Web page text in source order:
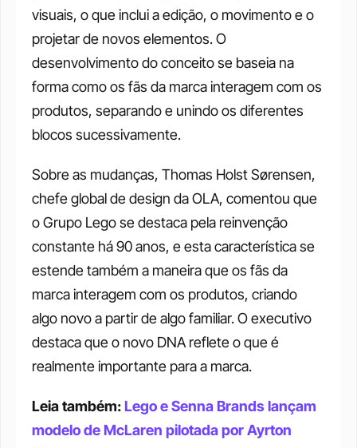
visuais, o que inclui a edição, o movimento e o
projetar de novos elementos. O
desenvolvimento do conceito se baseia na
forma como os fãs da marca interagem com os
produtos, separando e unindo os diferentes
blocos sucessivamente.
Sobre as mudanças, Thomas Holst Sørensen,
chefe global de design da OLA, comentou que
o Grupo Lego se destaca pela reinvenção
constante há 90 anos, e esta característica se
estende também a maneira que os fãs da
marca interagem com os produtos, criando
algo novo a partir de algo familiar. O executivo
destaca que o novo DNA reflete o que é
realmente importante para a marca.
Leia também: Lego e Senna Brands lançam
modelo de McLaren pilotada por Ayrton